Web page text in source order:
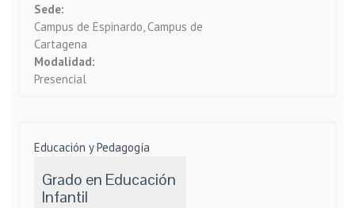
Sede:
Campus de Espinardo, Campus de
Cartagena
Modalidad:
Presencial
Educación y Pedagogía
Grado en Educación
Infantil